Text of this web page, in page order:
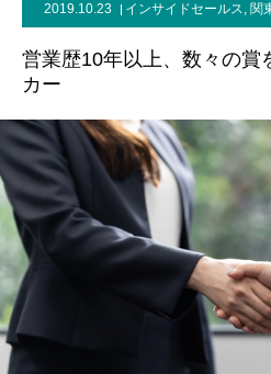
2019.10.23 インサイドセールス, 関
営業歴10年以上、数々の賞
カー
お問い合わせ